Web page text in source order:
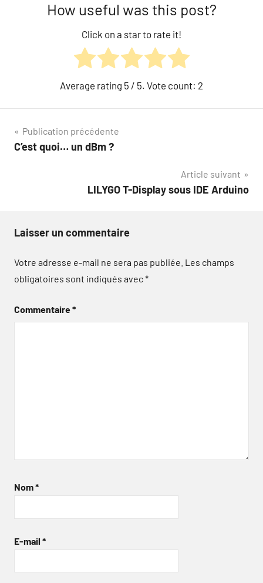
How useful was this post?
Click on a star to rate it!
Average rating 5 / 5. Vote count: 2
Navigation
de
Publication précédente
C’est quoi… un dBm ?
Article suivant
LILYGO T-Display sous IDE Arduino
Laisser un commentaire
Votre adresse e-mail ne sera pas publiée. Les champs
obligatoires sont indiqués avec*
Commentaire*
Nom*
E-mail *